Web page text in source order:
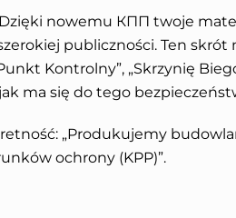
nowemu КПП twoje
publiczności. Ten skrót
Kontrolny”, „Skrzynię
jak ma się do tego
„Produkujemy
ochrony (KPP)”.